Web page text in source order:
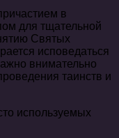
в
для тщательной
Святых
исповедаться
внимательно
таинств и
используемых